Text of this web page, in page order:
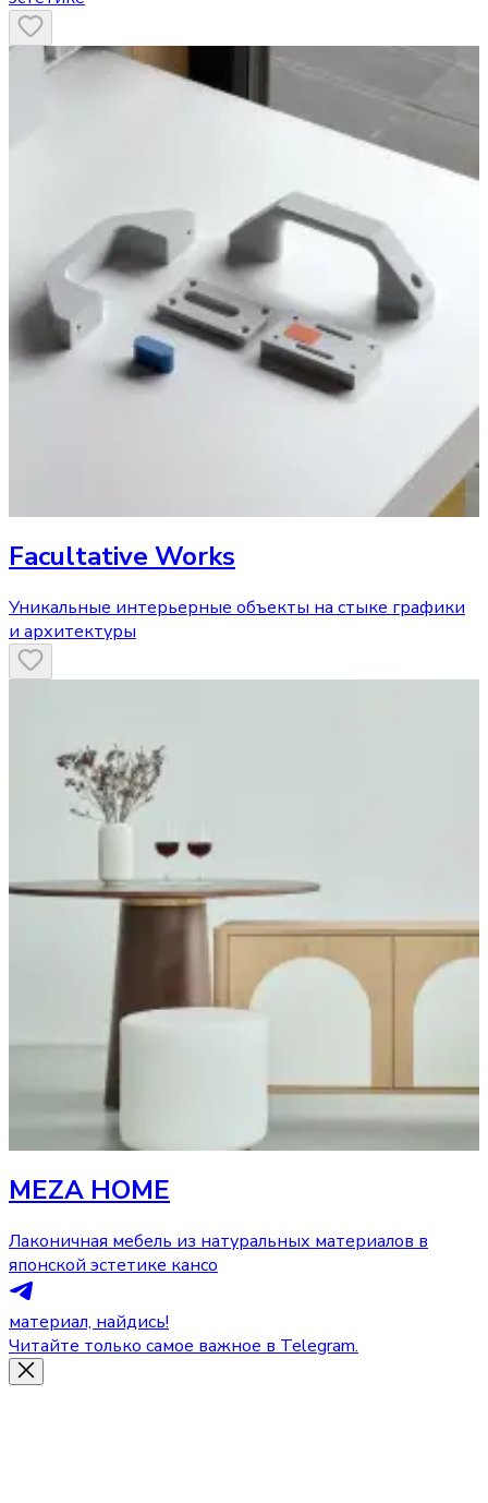
Facultative Works
Уникальные интерьерные объекты на стыке графики
и архитектуры
MEZA HOME
Лаконичная мебель из натуральных материалов в
японской эстетике кансо
материал, найдись!
Читайте только самое важное в Telegram.